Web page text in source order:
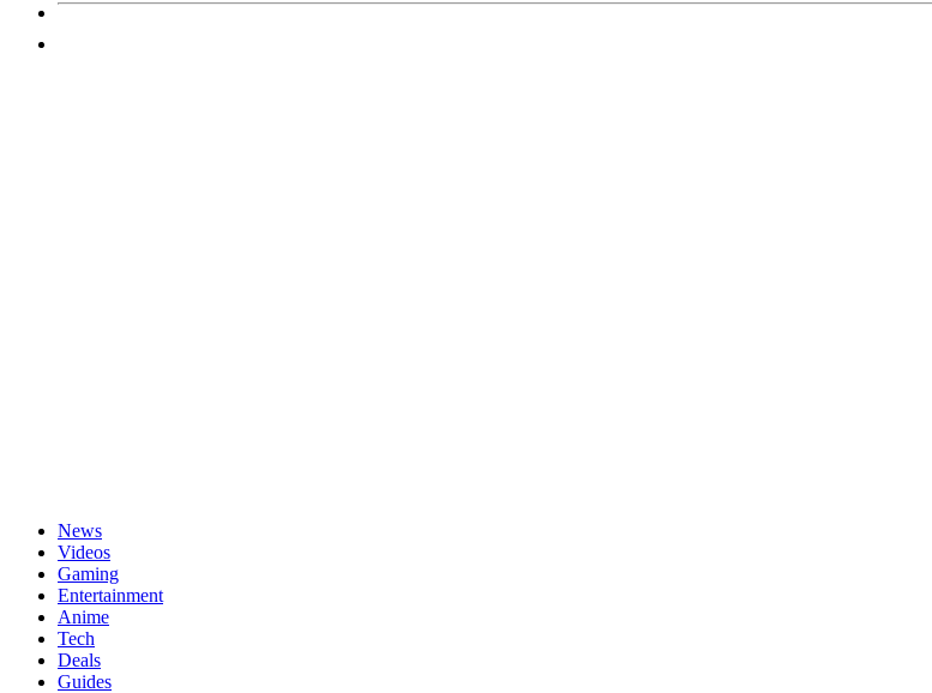
News
Videos
Gaming
Entertainment
Anime
Tech
Deals
Guides